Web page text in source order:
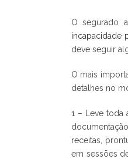
O segurado
incapacidade
deve seguir
O mais
detalhes no
1 – Leve toda
receitas,
em sessões